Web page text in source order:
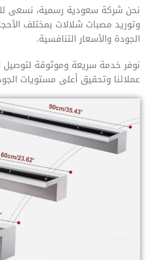
نحن شركة سعودية رسمية، نسعى
وتوريد مصبات شلالات بمختلف
الجودة والأسعار التنافسية.
نوفر خدمة سريعة وموثوقة لتوصيل
عملائنا وتحقيق أعلى مستويات